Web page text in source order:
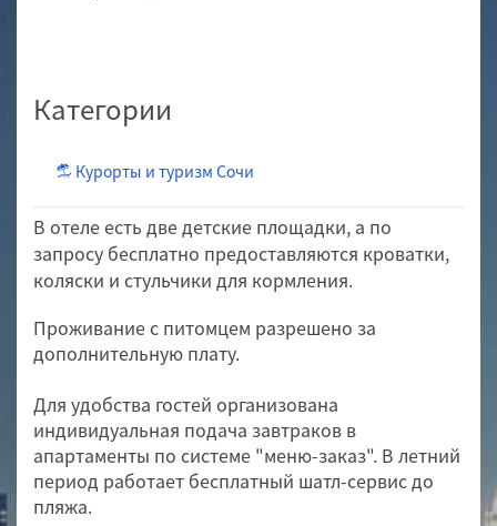
Категории
Курорты и туризм Сочи
В отеле есть две детские площадки, а по
запросу бесплатно предоставляются кроватки,
коляски и стульчики для кормления.
Проживание с питомцем разрешено за
дополнительную плату.
Для удобства гостей организована
индивидуальная подача завтраков в
апартаменты по системе "меню-заказ". В летний
период работает бесплатный шатл-сервис до
пляжа.